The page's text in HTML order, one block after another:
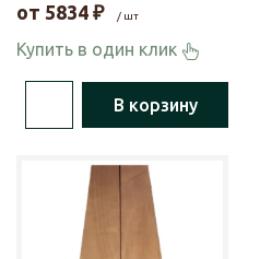
от 5834 ₽ / шт
Купить в один клик
В корзину